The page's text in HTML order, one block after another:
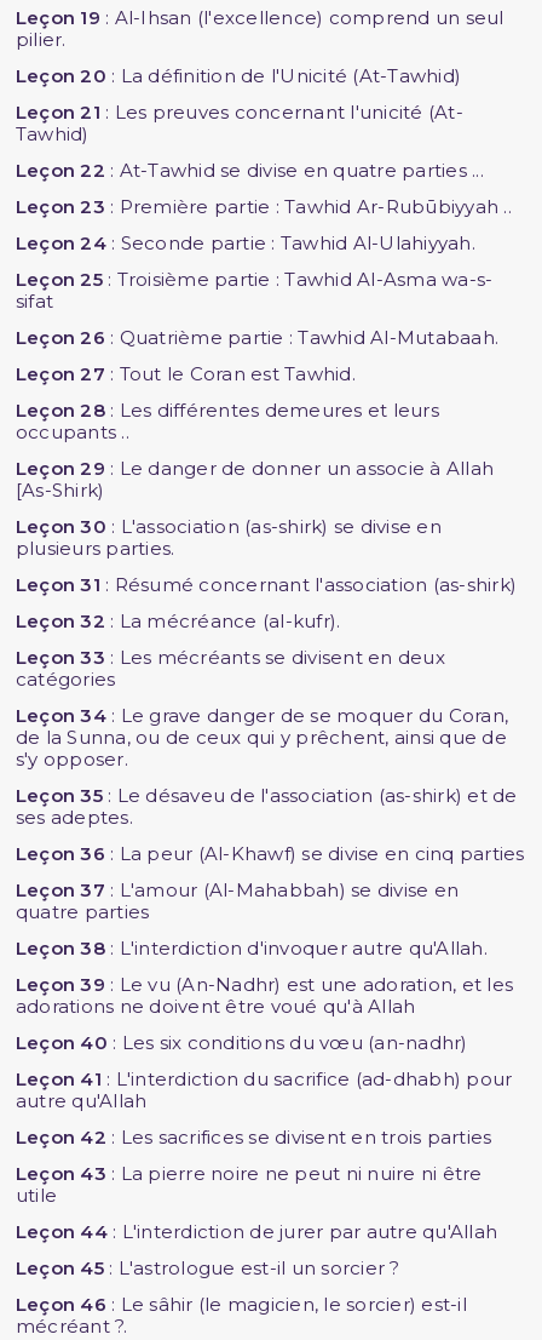
Leçon 19 : Al-Ihsan (l'excellence) comprend un seul
pilier.
Leçon 20 : La définition de l'Unicité (At-Tawhid)
Leçon 21 : Les preuves concernant l'unicité (At-
Tawhid)
Leçon 22 : At-Tawhid se divise en quatre parties ...
Leçon 23 : Première partie : Tawhid Ar-Rubūbiyyah ..
Leçon 24 : Seconde partie : Tawhid Al-Ulahiyyah.
Leçon 25: Troisième partie : Tawhid Al-Asma wa-s-
sifat
Leçon 26 : Quatrième partie : Tawhid Al-Mutabaah.
Leçon 27 : Tout le Coran est Tawhid.
Leçon 28: Les différentes demeures et leurs
occupants ..
Leçon 29 : Le danger de donner un associe à Allah
[As-Shirk)
Leçon 30 : L'association (as-shirk) se divise en
plusieurs parties.
Leçon 31 : Résumé concernant l'association (as-shirk)
Leçon 32 : La mécréance (al-kufr).
Leçon 33 : Les mécréants se divisent en deux
catégories
Leçon 34: Le grave danger de se moquer du Coran,
de la Sunna, ou de ceux qui y prêchent, ainsi que de
s'y opposer.
Leçon 35: Le désaveu de l'association (as-shirk) et de
ses adeptes.
Leçon 36 : La peur (Al-Khawf) se divise en cinq parties
Leçon 37 : L'amour (Al-Mahabbah) se divise en
quatre parties
Leçon 38: L'interdiction d'invoquer autre qu'Allah.
Leçon 39 : Le vu (An-Nadhr) est une adoration, et les
adorations ne doivent être voué qu'à Allah
Leçon 40 : Les six conditions du vœu (an-nadhr)
Leçon 41 : L'interdiction du sacrifice (ad-dhabh) pour
autre qu'Allah
Leçon 42 : Les sacrifices se divisent en trois parties
Leçon 43 : La pierre noire ne peut ni nuire ni être
utile
Leçon 44: L'interdiction de jurer par autre qu'Allah
Leçon 45: L'astrologue est-il un sorcier ?
Leçon 46 : Le sâhir (le magicien, le sorcier) est-il
mécréant ?.